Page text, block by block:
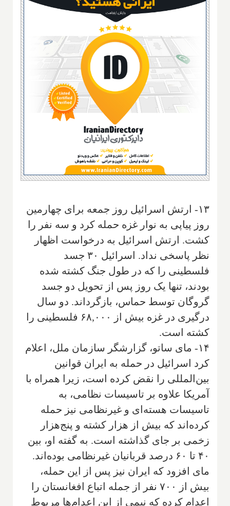
۱۳- ارتش اسرائیل روز جمعه برای چهارمین
روز پیاپی به نوار غزه حمله کرد و سه نفر را
کشت. ارتش اسرائیل به درخواست اظهار
نظر پاسخی نداد. اسرائیل ۳۰ جسد
فلسطینی را که در طول جنگ کشته شده
بودند، تنها یک روز پس از تحویل دو جسد
گروگان توسط حماس، بازگرداند. دو سال
درگیری در غزه بیش از ۶۸,۰۰۰ فلسطینی را
کشته است.
۱۴- مای ساتو، گزارشگر سازمان ملل، اعلام
کرد اسرائیل در حمله به ایران قوانین
بین‌المللی را نقض کرده است، زیرا همراه با
آمریکا علاوه بر تاسیسات نظامی، به
تاسیسات هسته‌ای و غیرنظامی نیز حمله
کرده‌اند که بیش از هزار کشته و پنج‌هزار
زخمی بر جای گذاشته است. به گفته او، بین
۴۰ تا ۶۰ درصد قربانیان غیرنظامی بوده‌اند.
مای افزود که ایران نیز پس از این حمله،
بیش از ۷۰۰ نفر از جمله اتباع افغانستان را
اعدام کرده که نیمی از این اعدام‌ها مربوط